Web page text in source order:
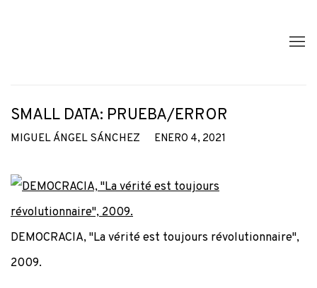
SMALL DATA: PRUEBA/ERROR
MIGUEL ÁNGEL SÁNCHEZ ENERO 4, 2021
DEMOCRACIA, "La vérité est toujours révolutionnaire",
2009.